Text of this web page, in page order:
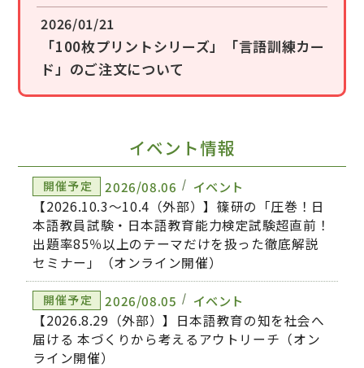
2026/01/21
「100枚プリントシリーズ」「言語訓練カー
ド」のご注文について
イベント情報
開催予定 2026/08.06 イベント
【2026.10.3～10.4（外部）】篠研の「圧巻！日
本語教員試験・日本語教育能力検定試験超直前！
出題率85％以上のテーマだけを扱った徹底解説
セミナー」（オンライン開催）
開催予定 2026/08.05 イベント
【2026.8.29（外部）】日本語教育の知を社会へ
届ける 本づくりから考えるアウトリーチ（オン
ライン開催）